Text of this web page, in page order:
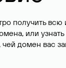
получить
или
домен вас